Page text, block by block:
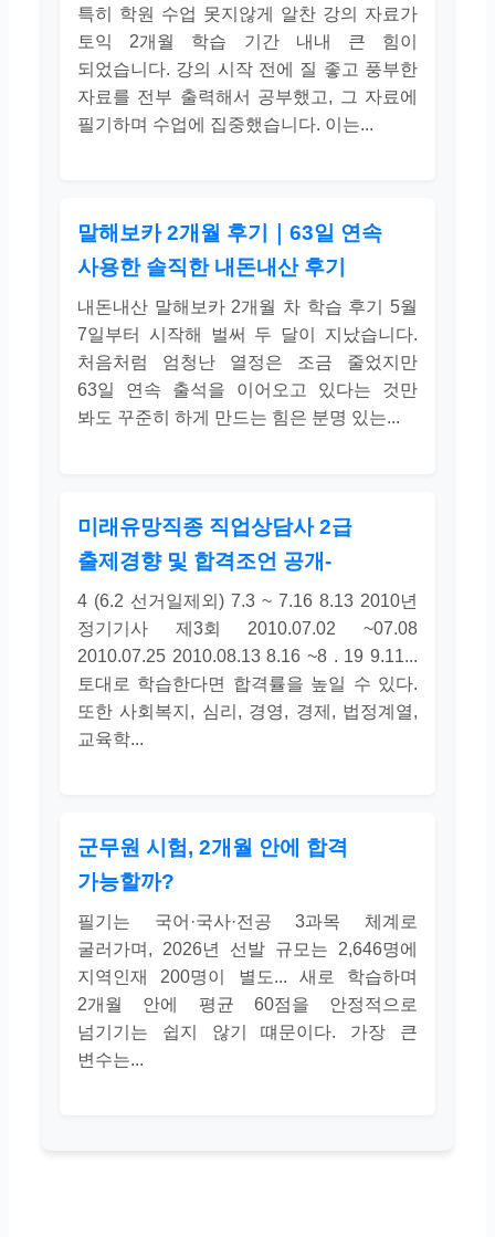
특히 학원 수업 못지않게 알찬 강의 자료가
토익 2개월 학습 기간 내내 큰 힘이
되었습니다. 강의 시작 전에 질 좋고 풍부한
자료를 전부 출력해서 공부했고, 그 자료에
필기하며 수업에 집중했습니다. 이는...
말해보카 2개월 후기｜63일 연속
사용한 솔직한 내돈내산 후기
내돈내산 말해보카 2개월 차 학습 후기 5월
7일부터 시작해 벌써 두 달이 지났습니다.
처음처럼 엄청난 열정은 조금 줄었지만
63일 연속 출석을 이어오고 있다는 것만
봐도 꾸준히 하게 만드는 힘은 분명 있는...
미래유망직종 직업상담사 2급
출제경향 및 합격조언 공개-
4 (6.2 선거일제외) 7.3 ~ 7.16 8.13 2010년
정기기사 제3회 2010.07.02 ~07.08
2010.07.25 2010.08.13 8.16 ~8 . 19 9.11...
토대로 학습한다면 합격률을 높일 수 있다.
또한 사회복지, 심리, 경영, 경제, 법정계열,
교육학...
군무원 시험, 2개월 안에 합격
가능할까?
필기는 국어·국사·전공 3과목 체계로
굴러가며, 2026년 선발 규모는 2,646명에
지역인재 200명이 별도... 새로 학습하며
2개월 안에 평균 60점을 안정적으로
넘기기는 쉽지 않기 떄문이다. 가장 큰
변수는...